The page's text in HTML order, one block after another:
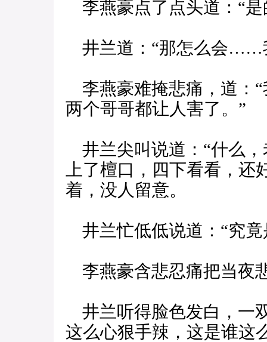
李燕豪点了点头道：“是
井兰道：“那怎么会……
李燕豪难掩悲痛，道：
两个哥哥都让人害了。”
井兰尖叫说道：“什么
上了檀口，四下看看，
着，没人留意。
井兰忙低低说道：“究竟
李燕豪含悲忍痛把当夜
井兰听得脸色发白，一
这么心狠手辣，这是谁这